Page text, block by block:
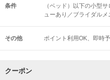
条件
（ベッド）以下の小型
ューあり／ブライダル
その他 ポイント利用OK 即時
クーポン